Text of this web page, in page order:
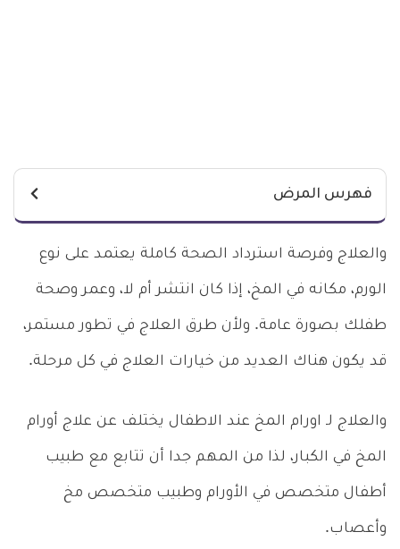
فهرس المرض
والعلاج وفرصة استرداد الصحة كاملة يعتمد على نوع
الورم، مكانه في المخ، إذا كان انتشر أم لا، وعمر وصحة
طفلك بصورة عامة. ولأن طرق العلاج في تطور مستمر،
قد يكون هناك العديد من خيارات العلاج في كل مرحلة.
والعلاج لـ اورام المخ عند الاطفال يختلف عن علاج أورام
المخ في الكبار، لذا من المهم جدا أن تتابع مع طبيب
أطفال متخصص في الأورام وطبيب متخصص مخ
وأعصاب.